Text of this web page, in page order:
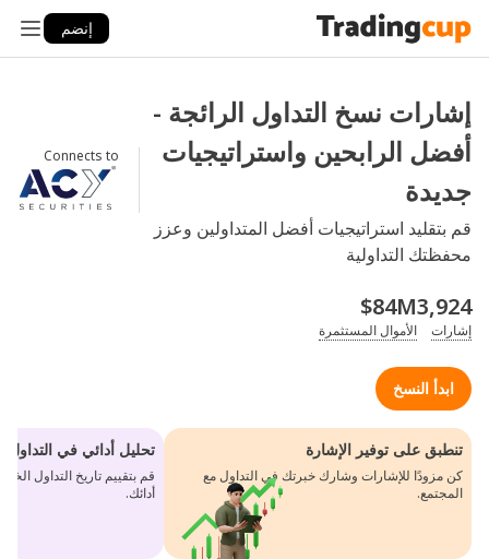
إنضم
إشارات نسخ التداول الرائجة -
أفضل الرابحين واستراتيجيات
جديدة
قم بتقليد استراتيجيات أفضل المتداولين وعزز
محفظتك التداولية
Connects to
3,924
إشارات
$84M
الأموال المستثمرة
ابدأ النسخ
تنطبق على توفير الإشارة
كن مزودًا للإشارات وشارك خبرتك في التداول مع
المجتمع.
تحليل أدائي في التداول
قم بتقييم تاريخ التداول
أدائك.